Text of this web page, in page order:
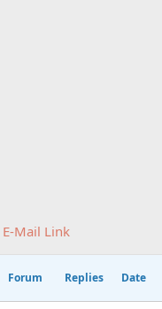
E-Mail Link
Forum Replies Date